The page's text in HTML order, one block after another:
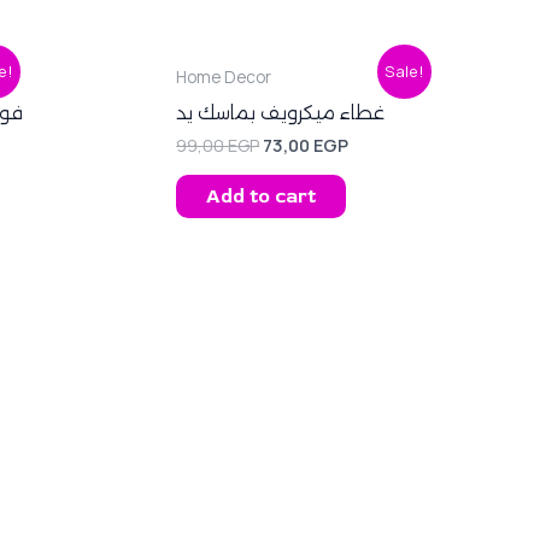
EGP.
Sale!
Home Decor
غطاء ميكرويف بماسك يد
99,00EGP
price
was:
99,00 EGP.
73,00 EGP
Current
price
is:
73,00 EGP.
Add to cart